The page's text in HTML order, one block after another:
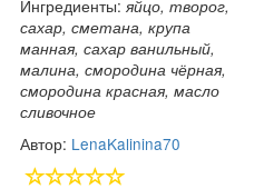
Ингредиенты: яйцо, творог,
сахар, сметана, крупа
манная, сахар ванильный,
малина, смородина чёрная,
смородина красная, масло
сливочное
Автор: LenaKalinina70